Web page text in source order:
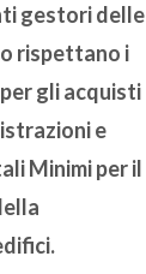
gestori delle
rispettano i
gli acquisti
e
Minimiper il